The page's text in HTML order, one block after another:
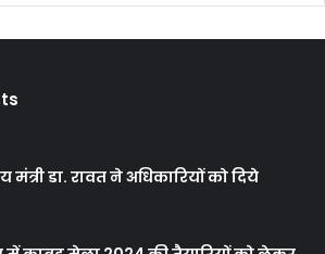
मंत्री डा. रावत ने अधिकारियों को दिये